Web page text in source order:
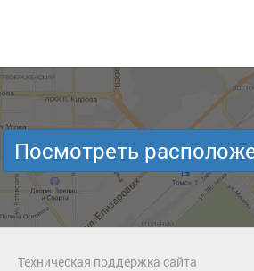
Посмотреть
Техническая поддержка сайта